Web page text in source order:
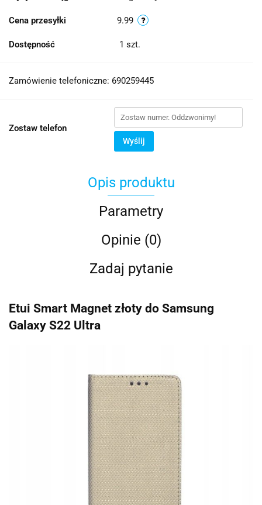
Cena przesyłki 9.99
Dostępność 1 szt.
Zamówienie telefoniczne: 690259445
Zostaw telefon
Wyślij
Opis produktu
Parametry
Opinie (0)
Zadaj pytanie
Etui Smart Magnet złoty do Samsung
Galaxy S22 Ultra